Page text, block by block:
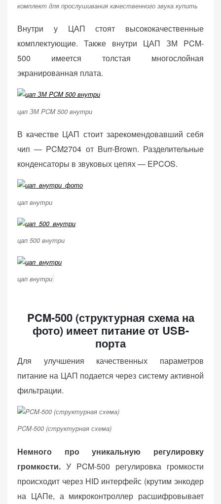
комплект для прослушивания качественного звука купить
Внутри у ЦАП стоят высококачественные
комплектующие. Также внутри ЦАП ЗМ PCM-
500 имеется толстая многослойная
экранированная плата.
цап ЗМ PCM 500 внутри
В качестве ЦАП стоит зарекомендовавший себя
чип — PCM2704 от Burr-Brown. Разделительные
конденсаторы в звуковых цепях — EPCOS.
цап внутри
цап 500 внутри
цап внутри
PCM-500 (структурная схема на
фото) имеет питание от USB-
порта
Для улучшения качественных параметров
питание на ЦАП подается через систему активной
фильтрации.
PCM-500 (структурная схема)
Немного про уникальную регулировку
громкости. У PCM-500 регулировка громкости
происходит через HID интерфейс (крутим энкодер
на ЦАПе, а микроконтроллер расшифровывает